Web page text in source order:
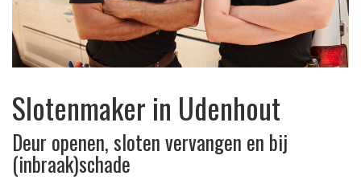
Slotenmaker in Udenhout
Deur openen, sloten vervangen en bij
(inbraak)schade